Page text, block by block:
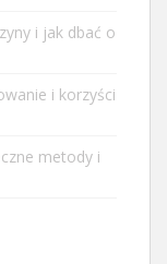
i jak dbać o
i korzyści
metody i